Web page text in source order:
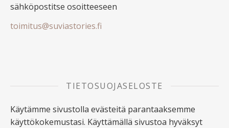
sähköpostitse osoitteeseen
toimitus@suviastories.fi
TIETOSUOJASELOSTE
Käytämme sivustolla evästeitä parantaaksemme
käyttökokemustasi. Käyttämällä sivustoa hyväksyt